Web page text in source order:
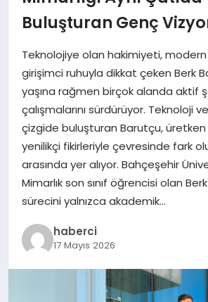
MAGAZIN
SAĞLIK
SIYASET
SPOR
TEKNOLOJI
YAŞAM
Buluşturan Genç
Teknolojiye olan hakimiyeti, modern
girişimci ruhuyla dikkat çeken Berk
yaşına rağmen birçok alanda aktif
çalışmalarını sürdürüyor. Teknoloji
çizgide buluşturan Barutçu, üretken
yenilikçi fikirleriyle çevresinde fark
arasında yer alıyor. Bahçeşehir
Mimarlık son sınıf öğrencisi olan
sürecini yalnızca akademik…
haberci
17 Mayıs 2026